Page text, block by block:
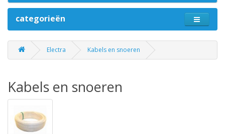
categorieën
Electra Kabels en snoeren
Kabels en snoeren